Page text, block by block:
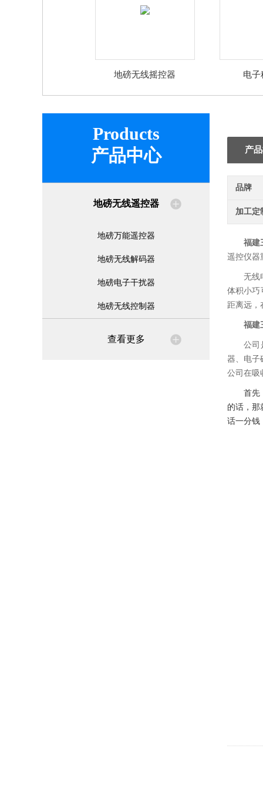
地磅无线摇控器 电子
Products
产品中心
地磅无线遥控器
地磅万能遥控器
地磅无线解码器
地磅电子干扰器
地磅无线控制器
查看更多
产
品牌
加工定
福建
遥控仪器
无线
体积小巧
距离远，
福建
公司
器、电子
公司在吸
首先
的话，那
话一分钱